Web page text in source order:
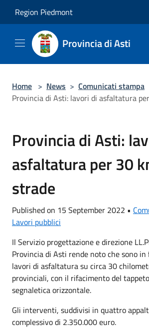
Region Piedmont
Provincia di Asti
Home > News > Comunicati stampa
Provincia di Asti: lavori di asfaltatura
Provincia di Asti:
asfaltatura per 30
strade
Published on 15 September 2022 •
Lavori pubblici
Il Servizio progettazione e direzione
Provincia di Asti rende noto che sono in
lavori di asfaltatura su circa 30
provinciali, con il rifacimento del
segnaletica orizzontale.
Gli interventi, suddivisi in quattro
complessivo di 2.350.000 euro.